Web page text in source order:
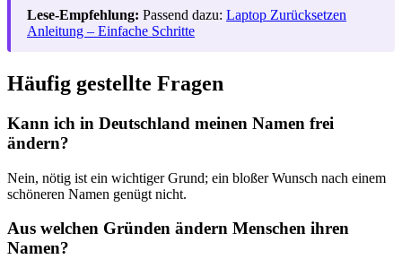
Lese-Empfehlung: Passend dazu: Laptop Zurücksetzen
Anleitung – Einfache Schritte
Häufig gestellte Fragen
Kann ich in Deutschland meinen Namen frei
ändern?
Nein, nötig ist ein wichtiger Grund; ein bloßer Wunsch nach einem
schöneren Namen genügt nicht.
Aus welchen Gründen ändern Menschen ihren
Namen?